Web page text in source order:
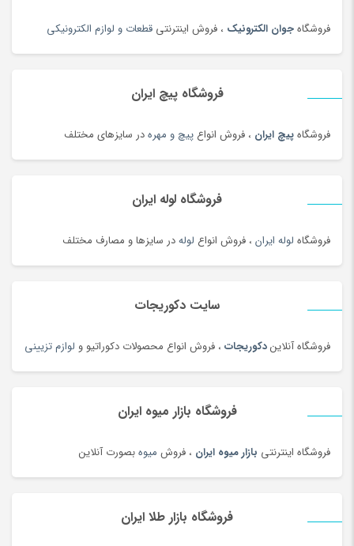
فروشگاهجوان الکترونیک ، فروش اینترنتی قطعات و لوازم الکترونیکی
فروشگاه پیچ ایران
فروشگاهپیچ ایران ، فروش انواع پیچ و مهرهدر سایزهای مختلف
فروشگاه لوله ایران
فروشگاه لوله ایران ، فروش انواع لولهدر سایزها و مصارف مختلف
سایت دکوریجات
فروشگاه آنلایندکوریجات ، فروش انواع محصولات دکوراتیو و لوازم تزیینی
فروشگاه بازار میوه ایران
فروشگاه اینترنتی بازار میوه ایران ، فروش میوهبصورت آنلاین
فروشگاه بازار طلا ایران